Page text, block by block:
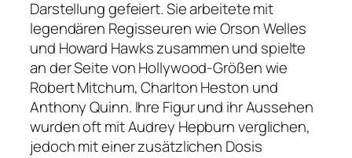
Darstellung gefeiert. Sie arbeitete mit
legendären Regisseuren wie Orson Welles
und Howard Hawks zusammen und spielte
an der Seite von Hollywood-Größen wie
Robert Mitchum, Charlton Heston und
Anthony Quinn. Ihre Figur und ihr Aussehen
wurden oft mit Audrey Hepburn verglichen,
jedoch mit einer zusätzlichen Dosis